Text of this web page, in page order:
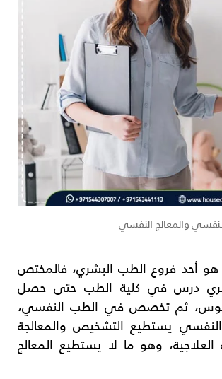
والمعالج النفسي
أحد فروع الطب البشري، فالمختص
درس في كلية الطب حتى حصل
ثم تخصص في الطب النفسي،
يستطيع التشخيص والمعالجة
العلاجية، وهو ما لا يستطيع المعالج